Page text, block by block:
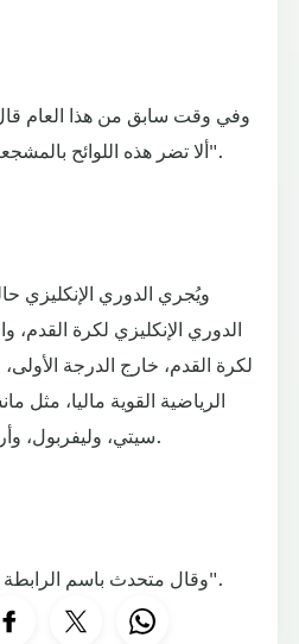
وفي وقت سابق من هذا العام
ألا تضر هذه اللوائح بالمشجعين الذين يحبون مشاهدتنا".
ويُجري الدوري الإنكليزي
لكرة القدم، خارج الدرجة
الرياضية القوية ماليا، مثل
سيتي، وليفربول، وأرسنال، إلى الأندية الأصغر.
وقال متحدث باسم الرابطة "المحادثات لا تزال جارية".